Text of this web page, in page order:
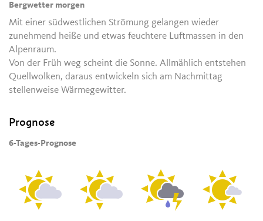
Bergwetter morgen
Mit einer südwestlichen Strömung gelangen wieder
zunehmend heiße und etwas feuchtere Luftmassen in den
Alpenraum.
Von der Früh weg scheint die Sonne. Allmählich entstehen
Quellwolken, daraus entwickeln sich am Nachmittag
stellenweise Wärmegewitter.
Prognose
6-Tages-Prognose